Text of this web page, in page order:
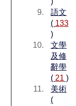
語文
( 133
)
文學
及修
辭學
( 21 )
美術
(